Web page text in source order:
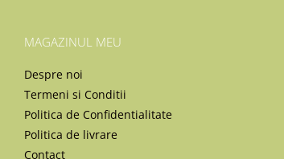
MAGAZINUL MEU
Despre noi
Termeni si Conditii
Politica de Confidentialitate
Politica de livrare
Contact